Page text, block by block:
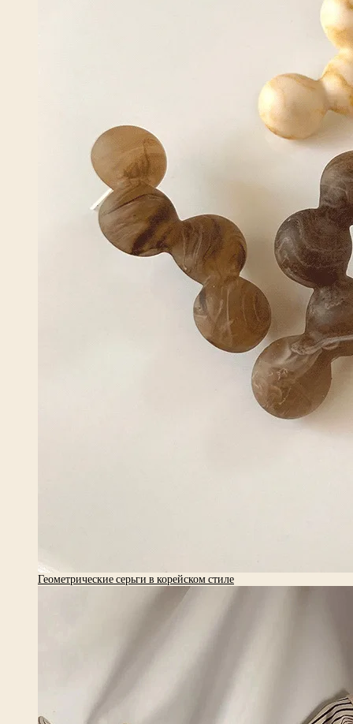
Геометрические серьги в корейском стиле